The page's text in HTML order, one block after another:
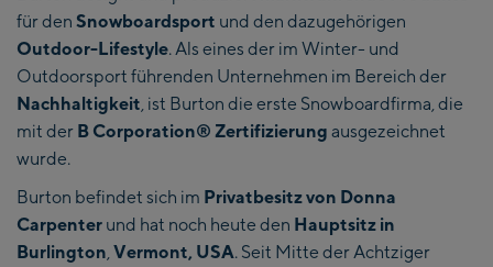
für den Snowboardsport und den dazugehörigen
Outdoor-Lifestyle. Als eines der im Winter- und
Outdoorsport führenden Unternehmen im Bereich der
Nachhaltigkeit, ist Burton die erste Snowboardfirma, die
mit der B Corporation® Zertifizierung ausgezeichnet
wurde.
Burton befindet sich im Privatbesitz von Donna
Carpenter und hat noch heute den Hauptsitz in
Burlington,Vermont, USA. Seit Mitte der Achtziger